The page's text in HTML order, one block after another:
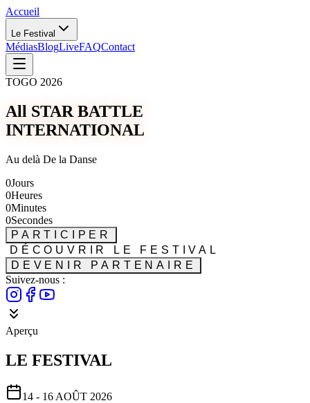
Accueil
Le Festival
MédiasBlogLiveFAQContact
TOGO 2026
All STAR BATTLE
INTERNATIONAL
Au delà De la Danse
0Jours
0Heures
0Minutes
0Secondes
PARTICIPER
DÉCOUVRIR LE FESTIVAL
DEVENIR PARTENAIRE
Suivez-nous :
Aperçu
LE FESTIVAL
14 - 16 AOÛT 2026